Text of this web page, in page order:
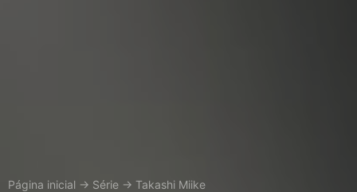
Página inicial → Série → Takashi Miike